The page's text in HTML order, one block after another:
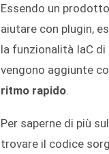
Essendo un
aiutare con plugin,
la funzionalità IaC
vengono aggiunte
ritmo rapido
Per saperne di più
trovare il codice